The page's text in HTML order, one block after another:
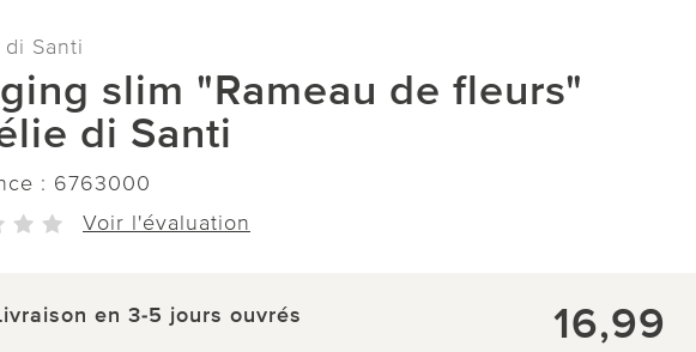
Santi
slim "Rameau de fleurs"
di Santi
: 6763000
Voir l'évaluation
en 3-5 jours ouvrés 16,99